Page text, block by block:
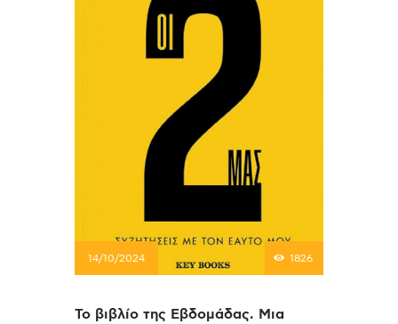
14/10/2024 1826
Το βιβλίο της Εβδομάδας. Μια